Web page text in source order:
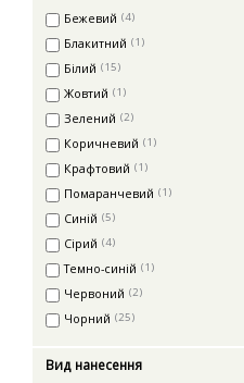
Бежевий (4)
Блакитний (1)
Білий (15)
Жовтий (1)
Зелений (2)
Коричневий (1)
Крафтовий (1)
Помаранчевий (1)
Синій (5)
Сірий (4)
Темно-синій (1)
Червоний (2)
Чорний (25)
Вид нанесення